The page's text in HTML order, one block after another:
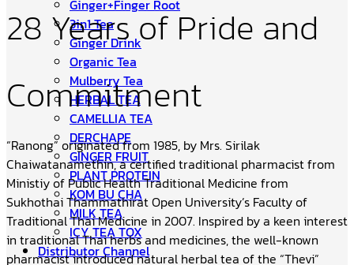
Ginger+Finger Root
3in1 Tea
Ginger Drink
Organic Tea
Mulberry Tea
HERBAL TEA
CAMELLIA TEA
DERCHAPE
GINGER FRUIT
PLANT PROTEIN
KOM BU CHA
MILK TEA
ICY TEA TOX
Distributor Channel
28 Years of Pride and
Commitment
“Ranong” originated from 1985, by Mrs. Sirilak
Chaiwatanamethin, a certified traditional pharmacist from
Ministiy of Public Health Traditional Medicine from
Sukhothai Thammathirat Open University’s Faculty of
Traditional Thai Medicine in 2007. Inspired by a keen interest
in traditional Thai herbs and medicines, the well-known
pharmacist introduced natural herbal tea of the “Thevi”